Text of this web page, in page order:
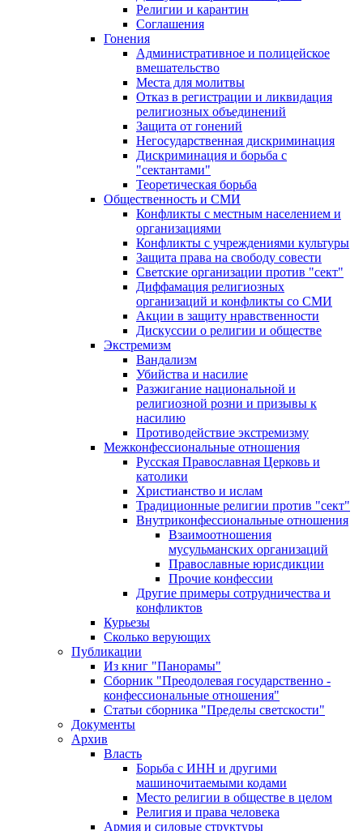
Религии и карантин
Соглашения
Гонения
Административное и полицейское
вмешательство
Места для молитвы
Отказ в регистрации и ликвидация
религиозных объединений
Защита от гонений
Негосударственная дискриминация
Дискриминация и борьба с
"сектантами"
Теоретическая борьба
Общественность и СМИ
Конфликты с местным населением и
организациями
Конфликты с учреждениями культуры
Защита права на свободу совести
Светские организации против "сект"
Диффамация религиозных
организаций и конфликты со СМИ
Акции в защиту нравственности
Дискуссии о религии и обществе
Экстремизм
Вандализм
Убийства и насилие
Разжигание национальной и
религиозной розни и призывы к
насилию
Противодействие экстремизму
Межконфессиональные отношения
Русская Православная Церковь и
католики
Христианство и ислам
Традиционные религии против "сект"
Внутриконфессиональные отношения
Взаимоотношения
мусульманских организаций
Православные юрисдикции
Прочие конфессии
Другие примеры сотрудничества и
конфликтов
Курьезы
Сколько верующих
Публикации
Из книг "Панорамы"
Сборник "Преодолевая государственно -
конфессиональные отношения"
Статьи сборника "Пределы светскости"
Документы
Архив
Власть
Борьба с ИНН и другими
машиночитаемыми кодами
Место религии в обществе в целом
Религия и права человека
Армия и силовые структуры